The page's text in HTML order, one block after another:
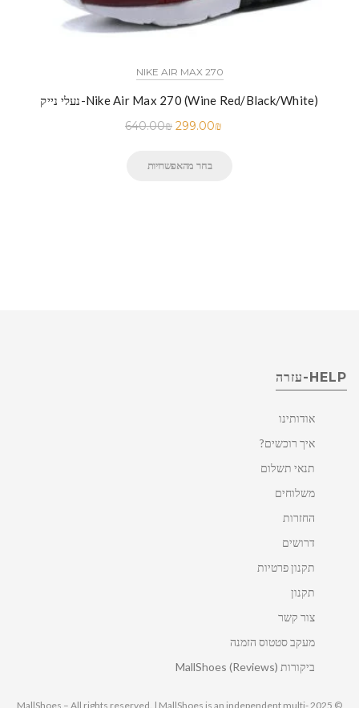
NIKE AIR MAX 270
נעלי נייק-Nike Air Max 270 (Wine Red/Black/White)
640.00₪ 299.00₪
בחר מהאפשרויות
HELP-עזרה
אודותינו
איך רוכשים?
תנאי תשלום
משלוחים
החזרות
דרושים
תקנון פרטיות
תקנון
צור קשר
מעקב סטטוס הזמנה
ביקורות MallShoes (Reviews)
© 2025 MallShoes – All rights reserved. | MallShoes is an independent multi-